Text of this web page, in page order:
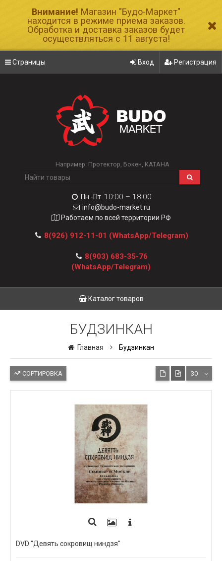
Внимание! Магазин "Будо-Маркет"
находится в режиме приема заказов.
Обработка и доставка заказов будет
осуществляться с 11 августа!
Страницы Вход Регистрация
Например: Протектор Бокен КАТАНА
Пн.-Пт. 10:00 – 18:00
info@budo-market.ru
Работаем по всей территории РФ
8(926) 912-11-01 (WhatsApp/Telegram)
8(903) 683-35-76
(WhatsApp/Telegram)
Каталог товаров
БУДЗИНКАН
Главная Будзинкан
СОРТИРОВКА 30
DVD "Девять сокровищ ниндзя"